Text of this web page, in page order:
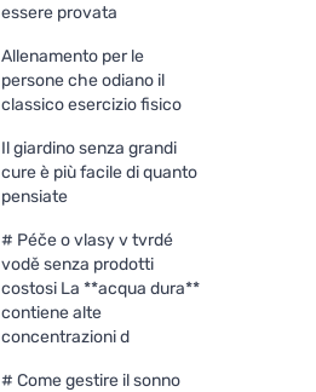
essere provata
Allenamento per le
persone che odiano il
classico esercizio fisico
Il giardino senza grandi
cure è più facile di quanto
pensiate
# Péče o vlasy v tvrdé
vodě senza prodotti
costosi La **acqua dura**
contiene alte
concentrazioni d
# Come gestire il sonno